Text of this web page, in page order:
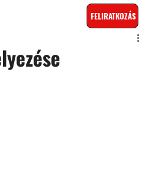
FELIRATKOZÁS